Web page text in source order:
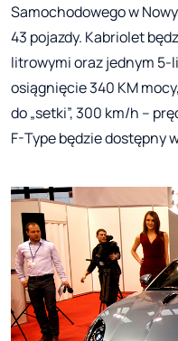
Samochodowego w
43 pojazdy. Kabriolet
litrowymi oraz jednym 5-
osiągnięcie 340 KM
do „setki”, 300 km/h –
F-Type będzie dostępny